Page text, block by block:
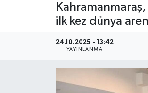
Kahramanmaraş,
ilk kez dünya
24.10.2025 - 13:42
YAYINLANMA
Süper Lig Puan Durumu ve
Haber Arşivi